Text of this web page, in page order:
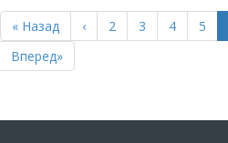
НА
СТОРІНКИ
Перша
сторінка
« Назад
Попередня
сторінка
‹ Page
2 Page
3 Page
4 Page
5
Остання
сторінка
Вперед»